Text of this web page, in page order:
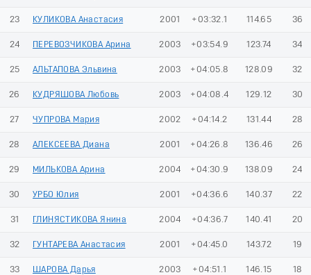
23 КУЛИКОВА Анастасия 2001 +03:32.1 114.65 36
24 ПЕРЕВОЗЧИКОВА Арина 2003 +03:54.9 123.74 34
25 АЛЬТАПОВА Эльвина 2003 +04:05.8 128.09 32
26 КУДРЯШОВА Любовь 2003 +04:08.4 129.12 30
27 ЧУПРОВА Мария 2002 +04:14.2 131.44 28
28 АЛЕКСЕЕВА Диана 2001 +04:26.8 136.46 26
29 МИЛЬКОВА Арина 2004 +04:30.9 138.09 24
30 УРБО Юлия 2001 +04:36.6 140.37 22
31 ГЛИНЯСТИКОВА Янина 2004 +04:36.7 140.41 20
32 ГУНТАРЕВА Анастасия 2001 +04:45.0 143.72 19
33 ШАРОВА Дарья 2003 +04:51.1 146.15 18